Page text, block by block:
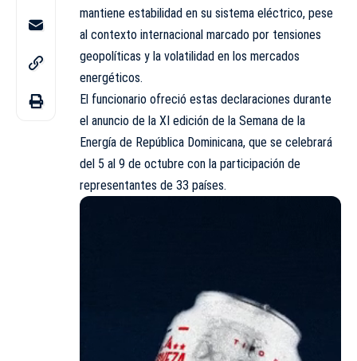
mantiene estabilidad en su sistema eléctrico, pese
al contexto internacional marcado por tensiones
geopolíticas y la volatilidad en los mercados
energéticos.
El funcionario ofreció estas declaraciones durante
el anuncio de la XI edición de la Semana de la
Energía de República Dominicana, que se celebrará
del 5 al 9 de octubre con la participación de
representantes de 33 países.